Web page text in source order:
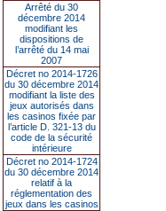
Arrêté du 30
décembre 2014
modifiant les
dispositions de
l’arrêté du 14 mai
2007
Décret no 2014-1726
du 30 décembre 2014
modifiant la liste des
jeux autorisés dans
les casinos fixée par
l’article D. 321-13 du
code de la sécurité
intérieure
Décret no 2014-1724
du 30 décembre 2014
relatif à la
réglementation des
jeux dans les casinos